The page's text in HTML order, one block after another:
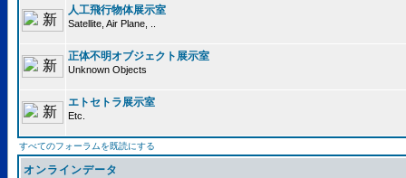
人工飛行物体展示室
Satellite, Air Plane, ..
正体不明オブジェクト展示室
Unknown Objects
エトセトラ展示室
Etc.
すべてのフォーラムを既読にする
オンラインデータ